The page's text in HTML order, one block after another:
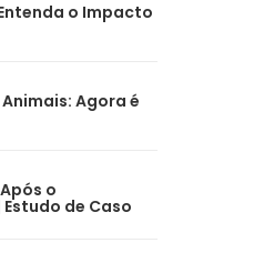
o Impacto
Agora é
o
de Caso